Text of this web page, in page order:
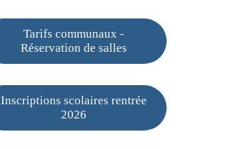
Tarifs communaux -
Réservation de salles
Inscriptions scolaires rentrée
2026